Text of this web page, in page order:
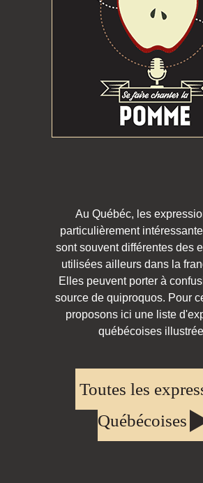
Au Québéc, les
particulièrement
sont souvent différentes des
utilisées ailleurs dans la
Elles peuvent porter à
source de quiproquos. Pour
proposons ici une liste
québécoises
Toutes les
Québécoises